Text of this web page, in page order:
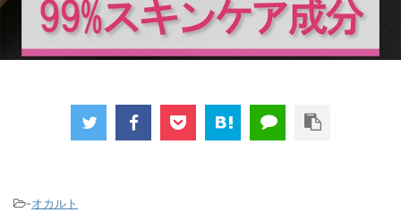
-オカルト